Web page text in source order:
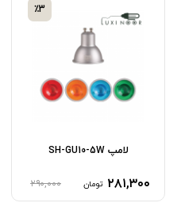
لامپ SH-GU10-5W
۲۸۱,۳۰۰ تومان ۲۹۰,۰۰۰
٪3